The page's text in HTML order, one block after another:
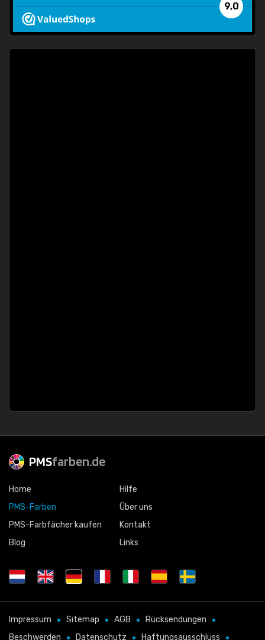
9,0
PMSfarben.de
Home
PMS-Farben
PMS-Farbfächer kaufen
Blog
Hilfe
Über uns
Kontakt
Links
Impressum Sitemap AGB
Rücksendungen
Beschwerden
Datenschutz Haftungsausschluss